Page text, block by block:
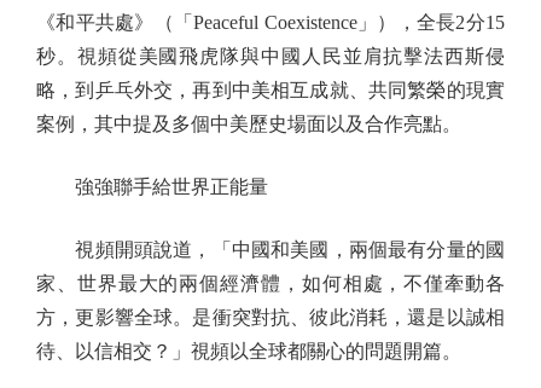
《和平共處》（「Peaceful Coexistence」），全長2分15
秒。視頻從美國飛虎隊與中國人民並肩抗擊法西斯侵
略，到乒乓外交，再到中美相互成就、共同繁榮的現實
案例，其中提及多個中美歷史場面以及合作亮點。
強強聯手給世界正能量
視頻開頭說道，「中國和美國，兩個最有分量的國
家、世界最大的兩個經濟體，如何相處，不僅牽動各
方，更影響全球。是衝突對抗、彼此消耗，還是以誠相
待、以信相交？」視頻以全球都關心的問題開篇。